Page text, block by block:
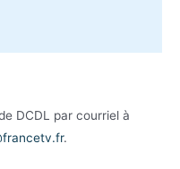
DCDL par courriel à
.